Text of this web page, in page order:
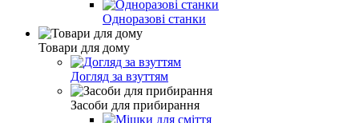
Одноразові станки
Товари для дому
Догляд за взуттям
Засоби для прибирання